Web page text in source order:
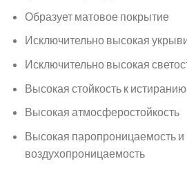
Образует матовое покрытие
Исключительно высокая
Исключительно высокая
Высокая стойкость к истиранию
Высокая атмосферостойкость
Высокая паропроницаемость и
воздухопроницаемость